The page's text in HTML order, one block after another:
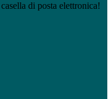
di posta elettronica!